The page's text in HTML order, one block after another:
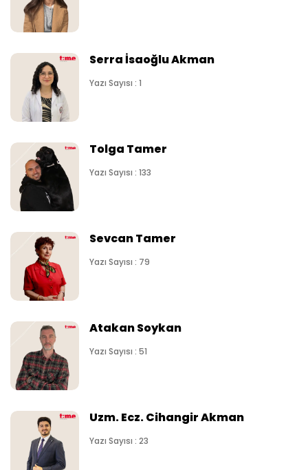
Serra İsaoğlu Akman
Yazı Sayısı : 1
Tolga Tamer
Yazı Sayısı : 133
Sevcan Tamer
Yazı Sayısı : 79
Atakan Soykan
Yazı Sayısı : 51
Uzm. Ecz. Cihangir Akman
Yazı Sayısı : 23